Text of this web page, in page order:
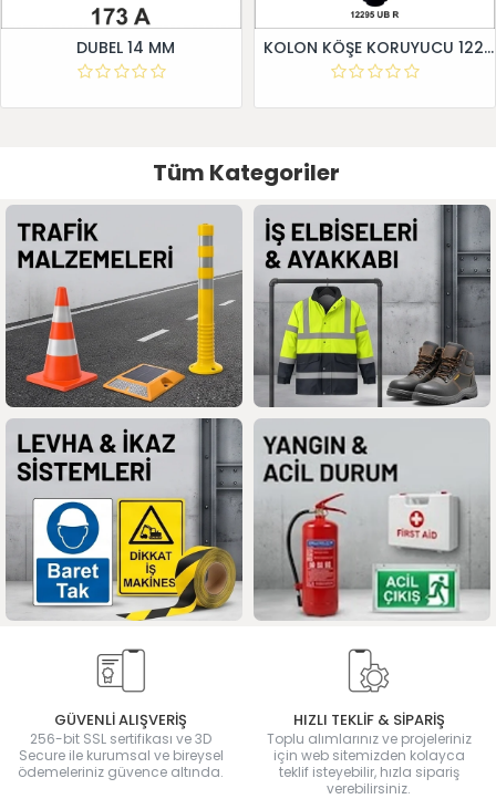
DUBEL 14 MM KOLON KÖŞE KORUYUCU 12295 UB R
Tüm Kategoriler
GÜVENLİ ALIŞVERİŞ
256-bit SSL sertifikası ve 3D
Secure ile kurumsal ve bireysel
ödemeleriniz güvence altında.
HIZLI TEKLİF & SİPARİŞ
Toplu alımlarınız ve projeleriniz
için web sitemizden kolayca
teklif isteyebilir, hızla sipariş
verebilirsiniz.